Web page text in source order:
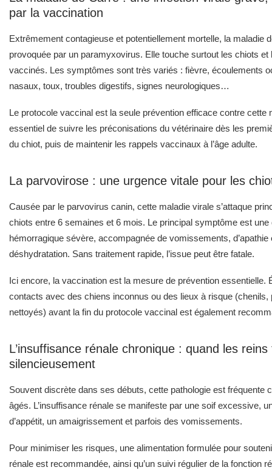
par la vaccination
Extrêmement contagieuse et potentiellement mortelle, la maladie
provoquée par un paramyxovirus. Elle touche surtout les chiots et
vaccinés. Les symptômes sont très variés : fièvre, écoulements
nasaux, toux, troubles digestifs, signes neurologiques…
Le protocole vaccinal est la seule prévention efficace contre cette
essentiel de suivre les préconisations du vétérinaire dès les
du chiot, puis de maintenir les rappels vaccinaux à l’âge adulte.
La parvovirose : une urgence vitale pour les
Causée par le parvovirus canin, cette maladie virale s’attaque
chiots entre 6 semaines et 6 mois. Le principal symptôme est une
hémorragique sévère, accompagnée de vomissements, d’apathie
déshydratation. Sans traitement rapide, l’issue peut être fatale.
Ici encore, la vaccination est la mesure de prévention essentielle.
contacts avec des chiens inconnus ou des lieux à risque (chenils,
nettoyés) avant la fin du protocole vaccinal est également
L’insuffisance rénale chronique : quand les
silencieusement
Souvent discrète dans ses débuts, cette pathologie est fréquente
âgés. L’insuffisance rénale se manifeste par une soif excessive,
d’appétit, un amaigrissement et parfois des vomissements.
Pour minimiser les risques, une alimentation formulée pour
rénale est recommandée, ainsi qu’un suivi régulier de la fonction